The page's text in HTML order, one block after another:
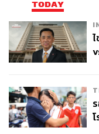
เด็กของเอไลซา ที่ถูก
ถึงสภาพความเป็นอยู่
ตั้งแต่วัยเด็กที่เติบโตม
ชีวิตอย่างจำเจ ถูกผู้ช
อื่น โดยมีเพียงรองเท้
เท่านั้นที่หล่อเลี้ยงจิตใ
TODAY